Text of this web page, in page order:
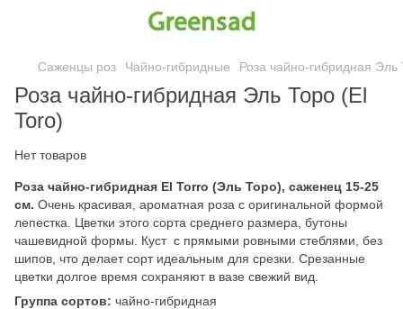
Саженцы роз Чайно-гибридные Роза чайно-гибридная Эль
Роза чайно-гибридная Эль Торо (El
Toro)
Нет товаров
Роза чайно-гибридная El Torro (Эль Торо), саженец 15-25
см. Очень красивая, ароматная роза с оригинальной формой
лепестка. Цветки этого сорта среднего размера, бутоны
чашевидной формы. Куст с прямыми ровными стеблями, без
шипов, что делает сорт идеальным для срезки. Срезанные
цветки долгое время сохраняют в вазе свежий вид.
Группа сортов: чайно-гибридная